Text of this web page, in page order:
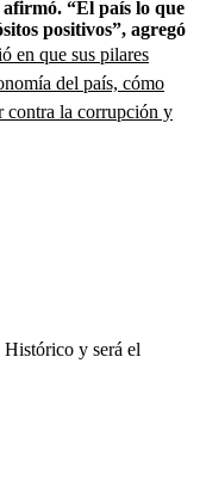
afirmó. “El país lo que
positivos”, agregó
en que sus pilares
del país, cómo
contra la corrupción y
Histórico y será el